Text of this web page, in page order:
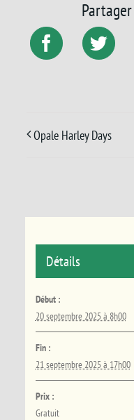
Opale Harley Days
Détails
Début :
20 septembre 2025 à 8h00
Fin :
21 septembre 2025 à 17h00
Prix :
Gratuit